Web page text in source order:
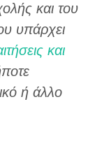
και του
υπάρχει
και
ή άλλο